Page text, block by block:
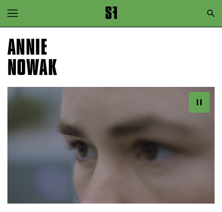
Zur Hauptnavigation springen
Zum Hauptinhalt springen
Zum Footer springen
ANNIE
NOWAK